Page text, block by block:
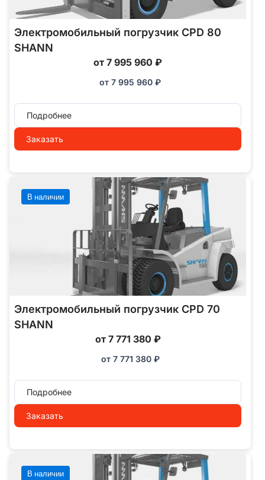
Электромобильный погрузчик CPD 80
SHANN
от 7 995 960 ₽
от 7 995 960 ₽
Подробнее
Заказать
В наличии
Электромобильный погрузчик CPD 70
SHANN
от 7 771 380 ₽
от 7 771 380 ₽
Подробнее
Заказать
В наличии